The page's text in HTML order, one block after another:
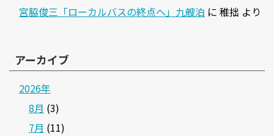
宮脇俊三「ローカルバスの終点へ」九艘泊 に 稚拙 より
アーカイブ
2026年
8月 (3)
7月 (11)